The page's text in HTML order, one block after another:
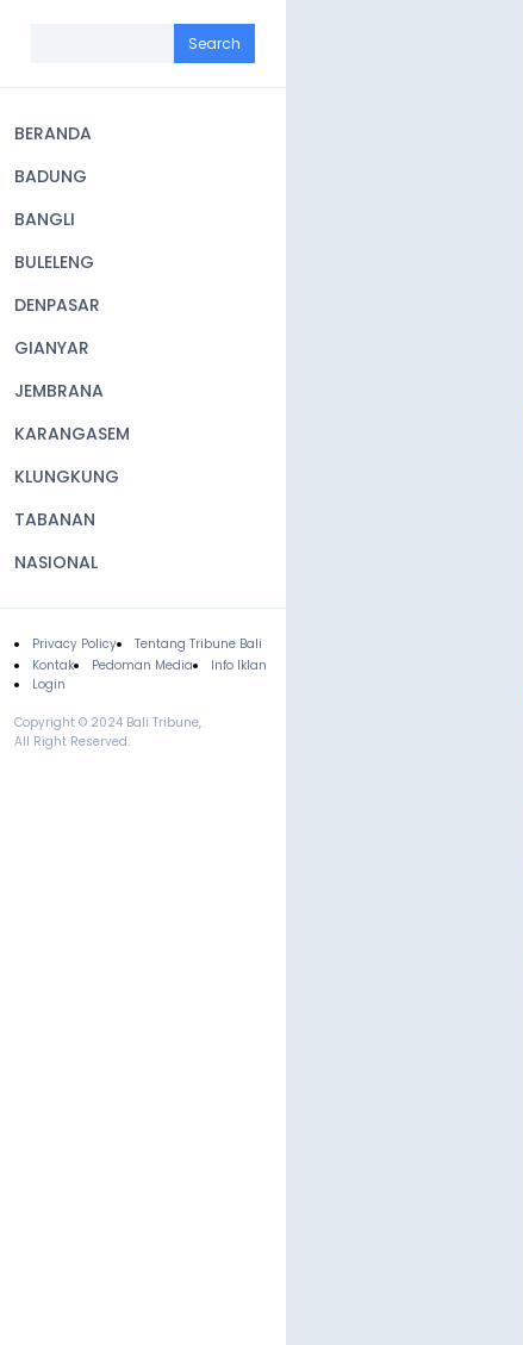
navigation
BERANDA
BADUNG
BANGLI
BULELENG
DENPASAR
GIANYAR
JEMBRANA
KARANGASEM
KLUNGKUNG
TABANAN
NASIONAL
Footer
Privacy Policy
Tentang Tribune Bali
Kontak
Pedoman Media
Info Iklan
Login
Copyright © 2024 Bali Tribune,
All Right Reserved.